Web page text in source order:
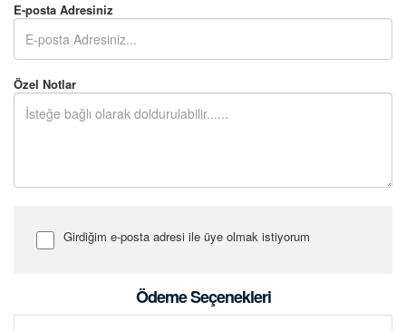
E-posta Adresiniz
Özel Notlar
Girdiğim e-posta adresi ile üye olmak istiyorum
Ödeme Seçenekleri